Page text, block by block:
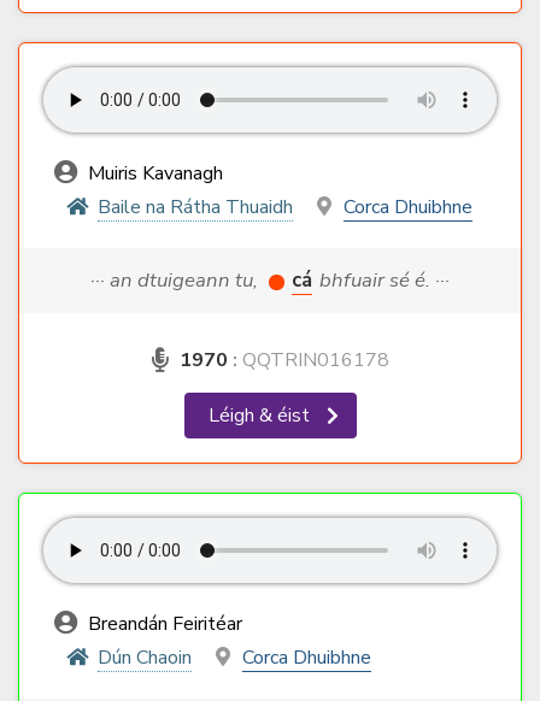
Muiris Kavanagh
Baile na Rátha Thuaidh
Corca Dhuibhne
··· an dtuigeann tu, cá bhfuair sé é. ···
1970 : QQTRIN016178
Léigh & éist
Breandán Feiritéar
Dún Chaoin
Corca Dhuibhne